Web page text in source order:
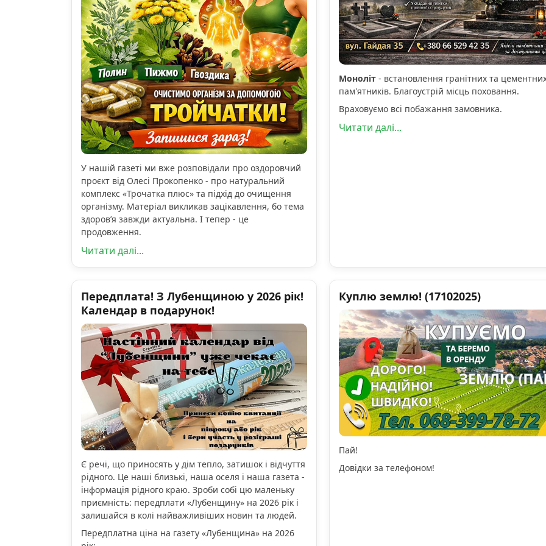
У нашій газеті ми вже розповідали про оздоровчий
проєкт від Олесі Прокопенко - про натуральний
комплекс «Трочатка плюс» та підхід до очищення
організму. Матеріал викликав зацікавлення, бо тема
здоров’я завжди актуальна. І тепер - це
продовження.
Читати далі...
Моноліт- встановлення гранітних та
пам'ятників. Благоустрій місць поховання.
Враховуємо всі побажання замовника.
Читати далі...
Передплата! З Лубенщиною у 2026 рік!
Календар в подарунок!
Є речі, що приносять у дім тепло, затишок і відчуття
рідного. Це наші близькі, наша оселя і наша газета -
інформація рідного краю. Зроби собі цю маленьку
приємність: передплати «Лубенщину» на 2026 рік і
залишайся в колі найважливіших новин та людей.
Передплатна ціна на газету «Лубенщина» на 2026
Куплю землю! (17102025)
Пай!
Довідки за телефоном!